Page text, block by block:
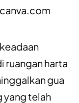
canva.com
ruangan harta
gua
yang telah